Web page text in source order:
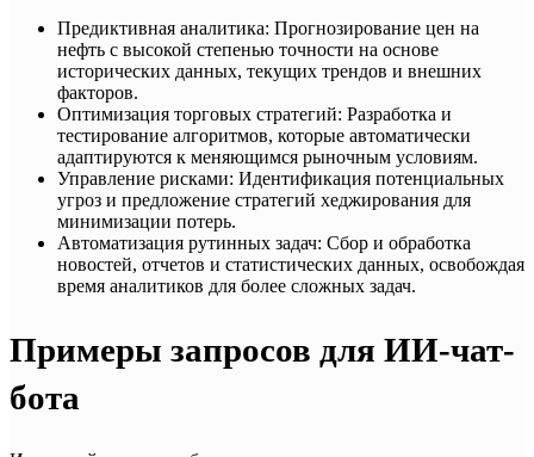
Предиктивная аналитика: Прогнозирование цен на
нефть с высокой степенью точности на основе
исторических данных, текущих трендов и внешних
факторов.
Оптимизация торговых стратегий: Разработка и
тестирование алгоритмов, которые автоматически
адаптируются к меняющимся рыночным условиям.
Управление рисками: Идентификация потенциальных
угроз и предложение стратегий хеджирования для
минимизации потерь.
Автоматизация рутинных задач: Сбор и обработка
новостей, отчетов и статистических данных, освобождая
время аналитиков для более сложных задач.
Примеры запросов для ИИ-чат-
бота